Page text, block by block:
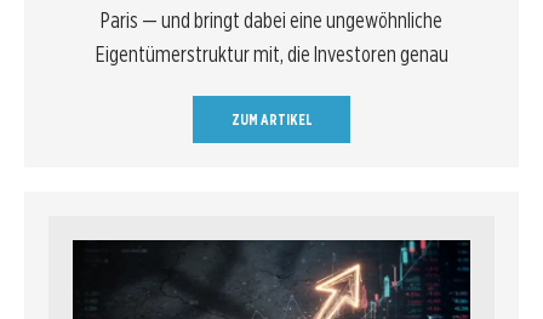
Paris — und bringt dabei eine ungewöhnliche
Eigentümerstruktur mit, die Investoren genau
ZUM ARTIKEL